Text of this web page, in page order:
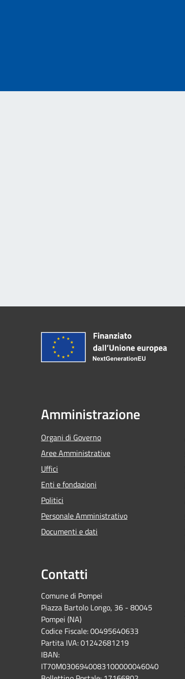
Amministrazione
Organi di Governo
Aree Amministrative
Uffici
Enti e fondazioni
Politici
Personale Amministrativo
Documenti e dati
Contatti
Comune di Pompei
Piazza Bartolo Longo, 36 - 80045
Pompei (NA)
Codice Fiscale: 00495640633
Partita IVA: 01242681219
IBAN:
IT70M0306940083100000046040